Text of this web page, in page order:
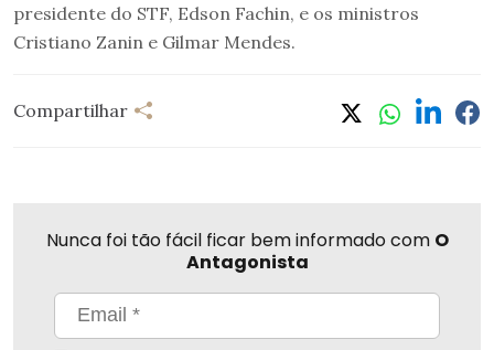
presidente do STF, Edson Fachin, e os ministros
Cristiano Zanin e Gilmar Mendes.
Compartilhar
Nunca foi tão fácil ficar bem informado com O
Antagonista